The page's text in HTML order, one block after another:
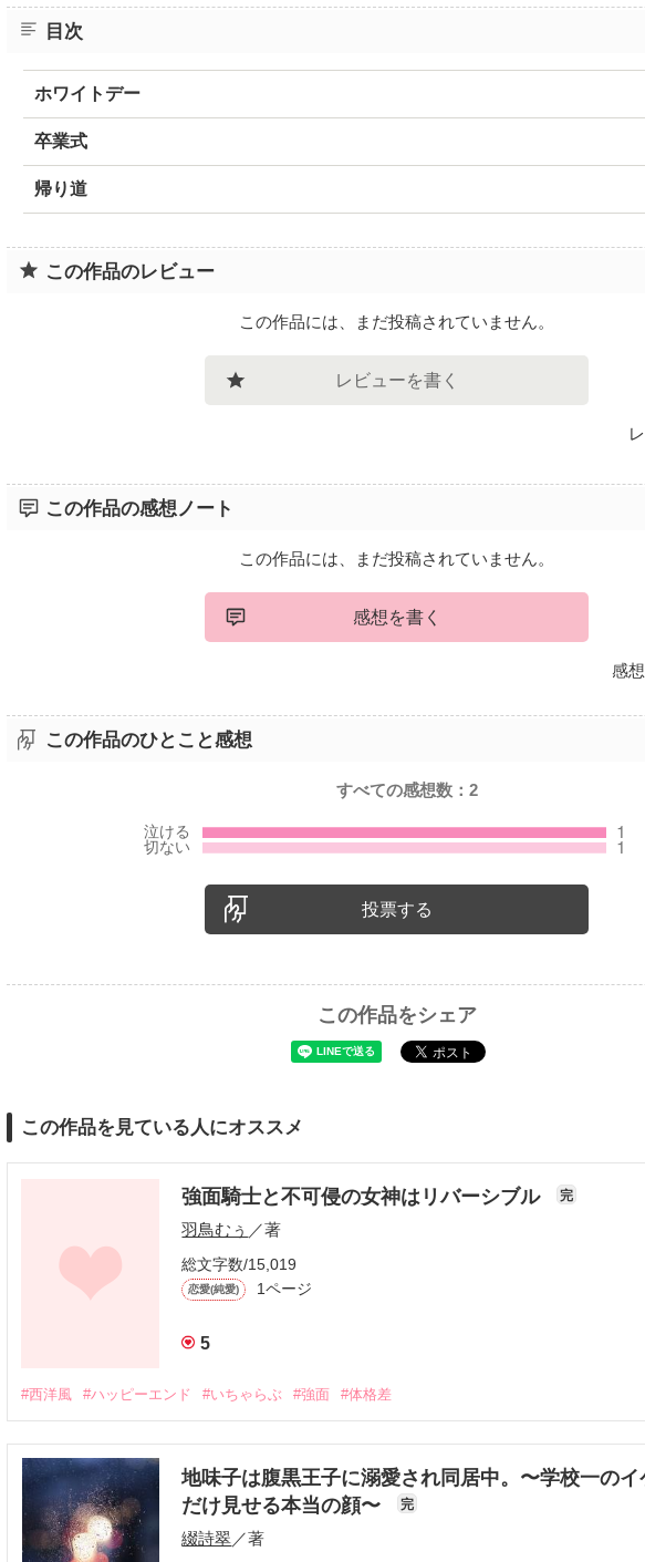
目次
ホワイトデー
卒業式
帰り道
この作品のレビュー
この作品には、まだ投稿されていません。
レビューを書く
この作品の感想ノート
この作品には、まだ投稿されていません。
感想を書く
感
この作品のひとこと感想
すべての感想数：2
投票する
この作品をシェア
この作品を見ている人にオススメ
強面騎士と不可侵の女神はリバーシブル 完
羽鳥むぅ ／著
総文字数/15,019
恋愛(純愛) 1ページ
5
#西洋風 #ハッピーエンド #いちゃらぶ #強面 #体格差
地味子は腹黒王子に溺愛され同居中。〜学校一のイ
だけ見せる本当の顔〜
完
綴詩翠／著